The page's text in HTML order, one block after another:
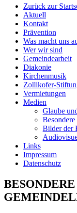
Zurück zur
Aktuell
Kontakt
Prävention
Was macht uns
Wer wir sind
Gemeindearbeit
Diakonie
Kirchenmusik
Zollikofer-
Vermietungen
Medien
Glaube
Bilder der
Links
Impressum
Datenschutz